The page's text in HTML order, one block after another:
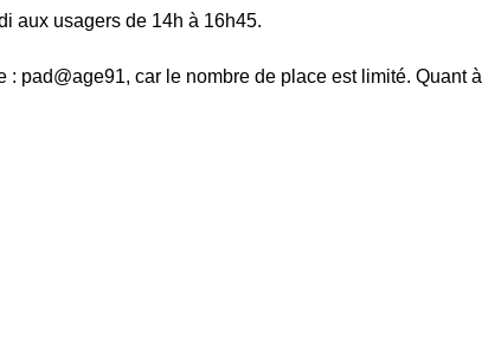
aux usagers de 14h à 16h45.
pad@age91, car le nombre de place est limité. Quant à